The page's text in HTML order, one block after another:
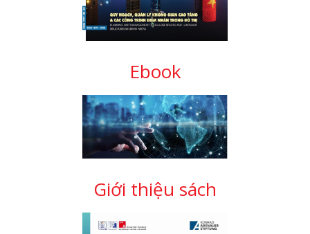
Ebook
Giới thiệu sách